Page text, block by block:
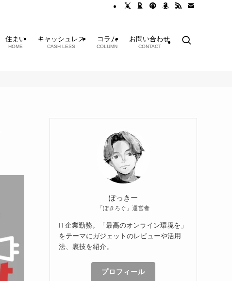
住まい
HOME
キャッシュレス
CASH LESS
コラム
COLUMN
お問い合わせ
CONTACT
ぽっきー
「ぽきろぐ」運営者
IT企業勤務。「最高のオンライン環境を」
をテーマにガジェットのレビューや活用
法、裏技を紹介。
プロフィール